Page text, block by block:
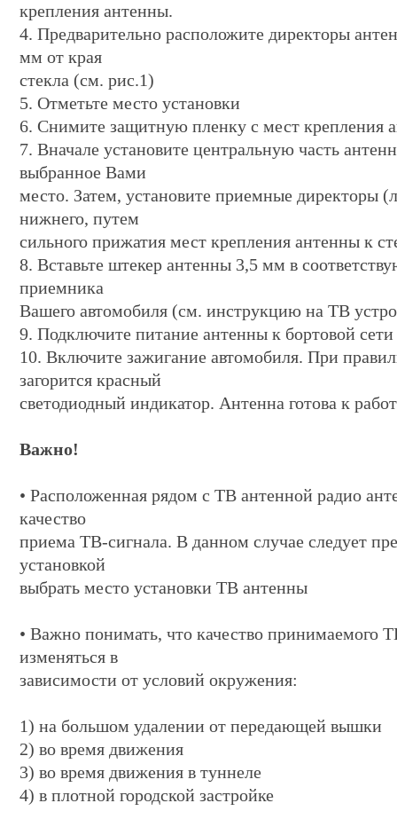
крепления антенны.
4. Предварительно расположите директоры
мм от края
стекла (см. рис.1)
5. Отметьте место установки
6. Снимите защитную пленку с мест крепления
7. Вначале установите центральную часть
выбранное Вами
место. Затем, установите приемные директоры
нижнего, путем
сильного прижатия мест крепления антенны к
8. Вставьте штекер антенны 3,5 мм в
приемника
Вашего автомобиля (см. инструкцию на ТВ
9. Подключите питание антенны к бортовой сети
10. Включите зажигание автомобиля. При
загорится красный
светодиодный индикатор. Антенна готова к
Важно!
• Расположенная рядом с ТВ антенной радио
качество
приема ТВ-сигнала. В данном случае следует
установкой
выбрать место установки ТВ антенны
• Важно понимать, что качество принимаемого
изменяться в
зависимости от условий окружения:
1) на большом удалении от передающей вышки
2) во время движения
3) во время движения в туннеле
4) в плотной городской застройке